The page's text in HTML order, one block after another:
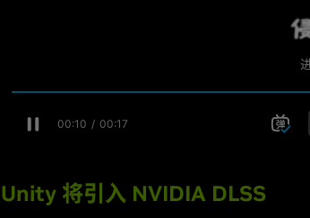
Unity 将引入 NVIDIA DLSS